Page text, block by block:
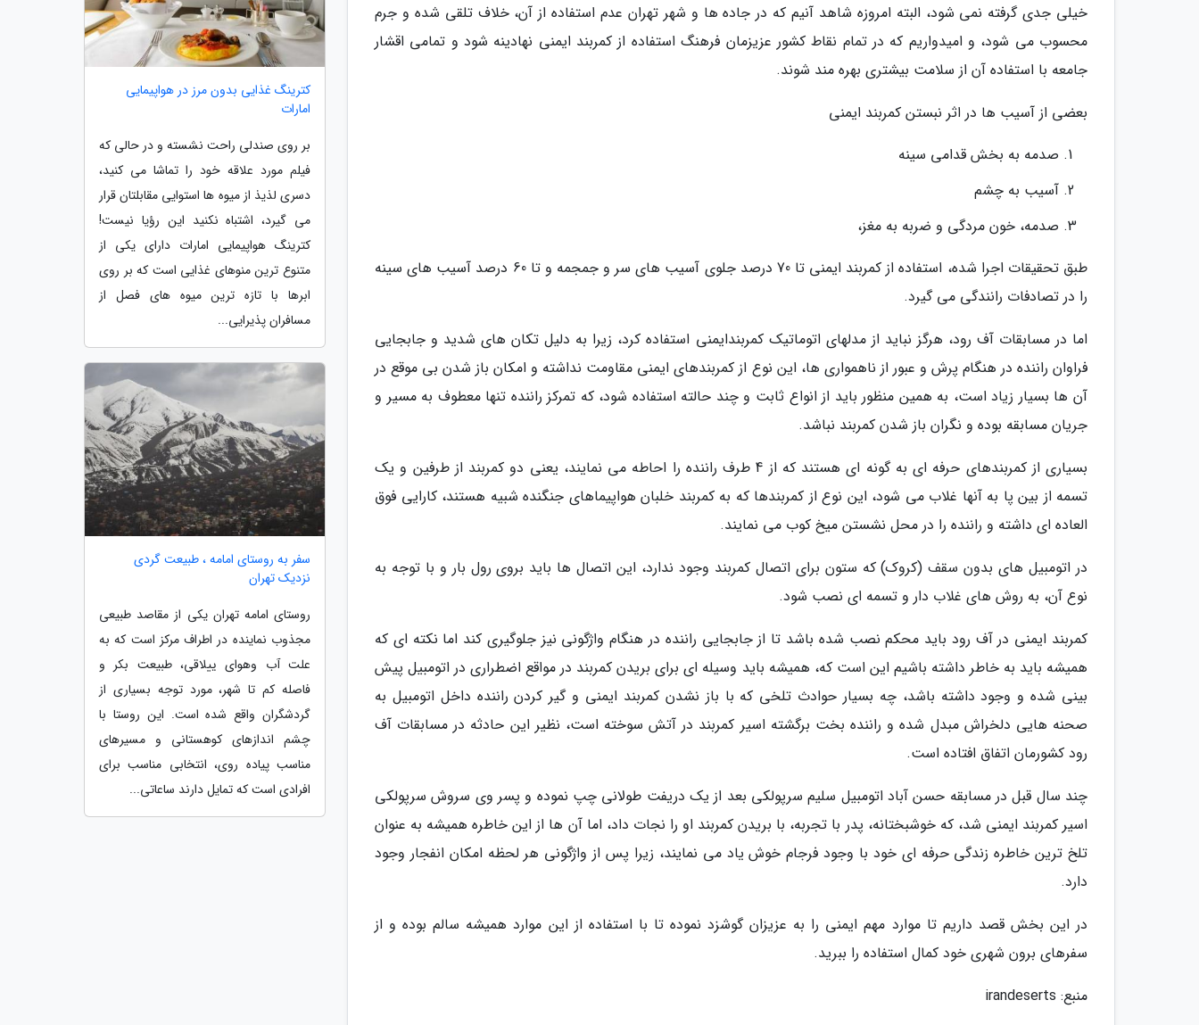
خیلی جدی گرفته نمی شود، البته امروزه شاهد آنیم که در جاده ها و شهر تهران عدم استفاده از آن، خلاف تلقی شده و جرم
محسوب می شود، و امیدواریم که در تمام نقاط کشور عزیزمان فرهنگ استفاده از کمربند ایمنی نهادینه شود و تمامی اقشار
جامعه با استفاده آن از سلامت بیشتری بهره مند شوند.
بعضی از آسیب ها در اثر نبستن کمربند ایمنی
صدمه به بخش قدامی سینه
آسیب به چشم
صدمه، خون مردگی و ضربه به مغز،
طبق تحقیقات اجرا شده، استفاده از کمربند ایمنی تا 70 درصد جلوی آسیب های سر و جمجمه و تا 60 درصد آسیب های سینه
را در تصادفات رانندگی می گیرد.
اما در مسابقات آف رود، هرگز نباید از مدلهای اتوماتیک کمربندایمنی استفاده کرد، زیرا به دلیل تکان های شدید و جابجایی
فراوان راننده در هنگام پرش و عبور از ناهمواری ها، این نوع از کمربندهای ایمنی مقاومت نداشته و امکان باز شدن بی موقع در
آن ها بسیار زیاد است، به همین منظور باید از انواع ثابت و چند حالته استفاده شود، که تمرکز راننده تنها معطوف به مسیر و
جریان مسابقه بوده و نگران باز شدن کمربند نباشد.
بسیاری از کمربندهای حرفه ای به گونه ای هستند که از 4 طرف راننده را احاطه می نمایند، یعنی دو کمربند از طرفین و یک
تسمه از بین پا به آنها غلاب می شود، این نوع از کمربندها که به کمربند خلبان هواپیماهای جنگنده شبیه هستند، کارایی فوق
العاده ای داشته و راننده را در محل نشستن میخ کوب می نمایند.
در اتومبیل های بدون سقف (کروک) که ستون برای اتصال کمربند وجود ندارد، این اتصال ها باید بروی رول بار و با توجه به
نوع آن، به روش های غلاب دار و تسمه ای نصب شود.
کمربند ایمنی در آف رود باید محکم نصب شده باشد تا از جابجایی راننده در هنگام واژگونی نیز جلوگیری کند اما نکته ای که
همیشه باید به خاطر داشته باشیم این است که، همیشه باید وسیله ای برای بریدن کمربند در مواقع اضطراری در اتومبیل پیش
بینی شده و وجود داشته باشد، چه بسیار حوادث تلخی که با باز نشدن کمربند ایمنی و گیر کردن راننده داخل اتومبیل به
صحنه هایی دلخراش مبدل شده و راننده بخت برگشته اسیر کمربند در آتش سوخته است، نظیر این حادثه در مسابقات آف
رود کشورمان اتفاق افتاده است.
چند سال قبل در مسابقه حسن آباد اتومبیل سلیم سرپولکی بعد از یک دریفت طولانی چپ نموده و پسر وی سروش سرپولکی
اسیر کمربند ایمنی شد، که خوشبختانه، پدر با تجربه، با بریدن کمربند او را نجات داد، اما آن ها از این خاطره همیشه به عنوان
تلخ ترین خاطره زندگی حرفه ای خود با وجود فرجام خوش یاد می نمایند، زیرا پس از واژگونی هر لحظه امکان انفجار وجود
دارد.
در این بخش قصد داریم تا موارد مهم ایمنی را به عزیزان گوشزد نموده تا با استفاده از این موارد همیشه سالم بوده و از
سفرهای برون شهری خود کمال استفاده را ببرید.
منبع: irandeserts
کترینگ غذایی بدون مرز در هواپیمایی
امارات
بر روی صندلی راحت نشسته و در حالی که
فیلم مورد علاقه خود را تماشا می کنید،
دسری لذیذ از میوه ها استوایی مقابلتان قرار
می گیرد، اشتباه نکنید این رؤیا نیست!
کترینگ هواپیمایی امارات دارای یکی از
متنوع ترین منوهای غذایی است که بر روی
ابرها با تازه ترین میوه های فصل از
مسافران پذیرایی...
سفر به روستای امامه ، طبیعت گردی
نزدیک تهران
روستای امامه تهران یکی از مقاصد طبیعی
مجذوب نماینده در اطراف مرکز است که به
علت آب وهوای ییلاقی، طبیعت بکر و
فاصله کم تا شهر، مورد توجه بسیاری از
گردشگران واقع شده است. این روستا با
چشم اندازهای کوهستانی و مسیرهای
مناسب پیاده روی، انتخابی مناسب برای
افرادی است که تمایل دارند ساعاتی...